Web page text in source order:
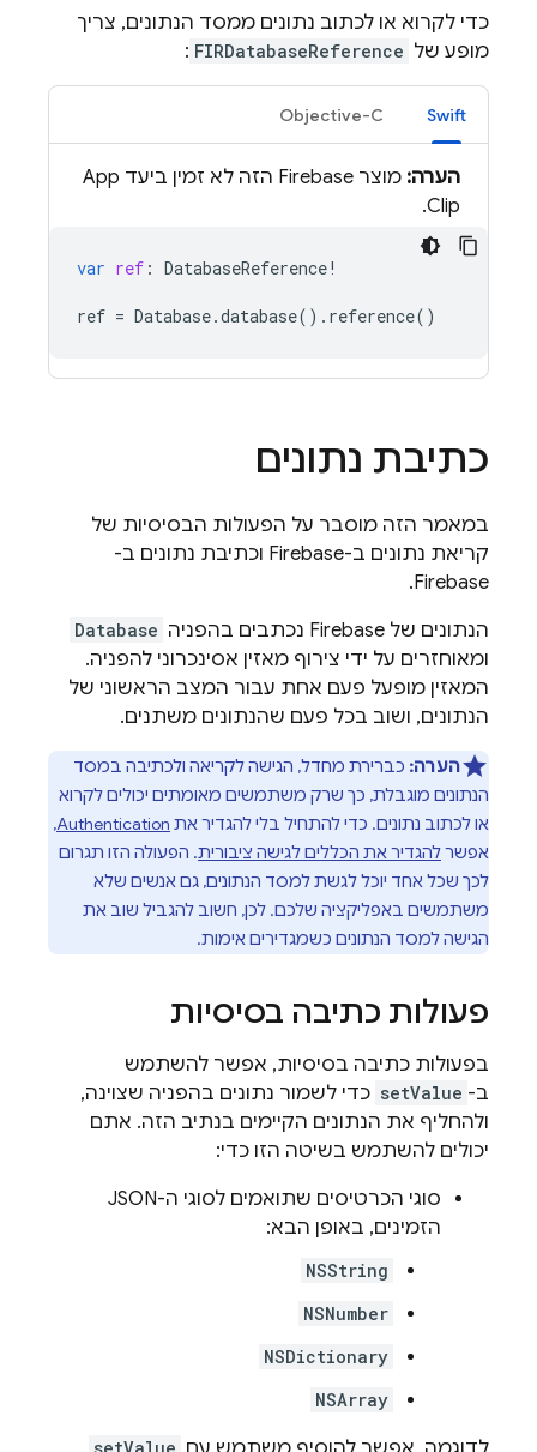
כדי לקרוא או לכתוב נתונים ממסד הנתונים, צריך
מופע של FIRDatabaseReference
:
Swift
Objective-C
הערה:
מוצר Firebase הזה לא זמין ביעד App
Clip.
var ref : DatabaseReference!
ref = Database.database(). reference()
כתיבת נתונים
במאמר הזה מוסבר על הפעולות הבסיסיות של
קריאת נתונים ב-Firebase וכתיבת נתונים ב-
Firebase.
הנתונים של Firebase נכתבים בהפניה
Database
ומאוחזרים על ידי צירוף מאזין אסינכרוני להפניה.
המאזין מופעל פעם אחת עבור המצב הראשוני של
הנתונים, ושוב בכל פעם שהנתונים משתנים.
הערה: כברירת מחדל, הגישה לקריאה ולכתיבה במסד
הנתונים מוגבלת, כך שרק משתמשים מאומתים יכולים לקרוא
או לכתוב נתונים. כדי להתחיל בלי להגדיר את Authentication
,
אפשרלהגדיר את הכללים לגישה ציבורית. הפעולה הזו תגרום
לכך שכל אחד יוכל לגשת למסד הנתונים, גם אנשים שלא
משתמשים באפליקציה שלכם. לכן, חשוב להגביל שוב את
הגישה למסד הנתונים כשמגדירים אימות.
פעולות כתיבה בסיסיות
בפעולות כתיבה בסיסיות, אפשר להשתמש
ב- setValue כדי לשמור נתונים בהפניה שצוינה,
ולהחליף את הנתונים הקיימים בנתיב הזה. אתם
יכולים להשתמש בשיטה הזו כדי:
סוגי הכרטיסים שתואמים לסוגי ה-JSON
הזמינים, באופן הבא:
NSString
NSNumber
NSDictionary
NSArray